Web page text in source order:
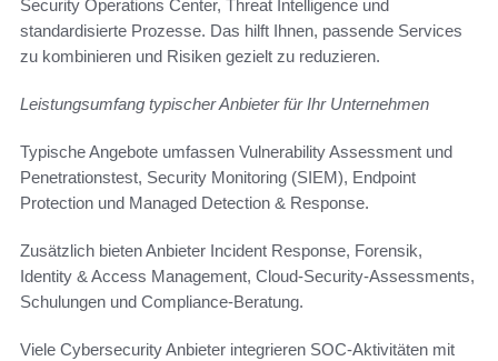
Security Operations Center, Threat Intelligence und
standardisierte Prozesse. Das hilft Ihnen, passende Services
zu kombinieren und Risiken gezielt zu reduzieren.
Leistungsumfang typischer Anbieter für Ihr Unternehmen
Typische Angebote umfassen Vulnerability Assessment und
Penetrationstest, Security Monitoring (SIEM), Endpoint
Protection und Managed Detection & Response.
Zusätzlich bieten Anbieter Incident Response, Forensik,
Identity & Access Management, Cloud-Security-Assessments,
Schulungen und Compliance-Beratung.
Viele Cybersecurity Anbieter integrieren SOC-Aktivitäten mit